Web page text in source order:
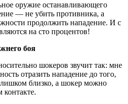
оружие останавливающего
— не убить противника, а
продолжить нападение. И с
на сто процентов!
боя
шокеров звучит так: мне
отразить нападение до того,
близко, а шокер можно
контакте.